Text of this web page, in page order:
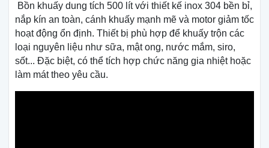
Bồn khuấy dung tích 500 lít với thiết kế inox 304 bền bỉ,
nắp kín an toàn, cánh khuấy mạnh mẽ và motor giảm tốc
hoạt động ổn định. Thiết bị phù hợp để khuấy trộn các
loại nguyên liệu như sữa, mật ong, nước mắm, siro,
sốt... Đặc biệt, có thể tích hợp chức năng gia nhiệt hoặc
làm mát theo yêu cầu.